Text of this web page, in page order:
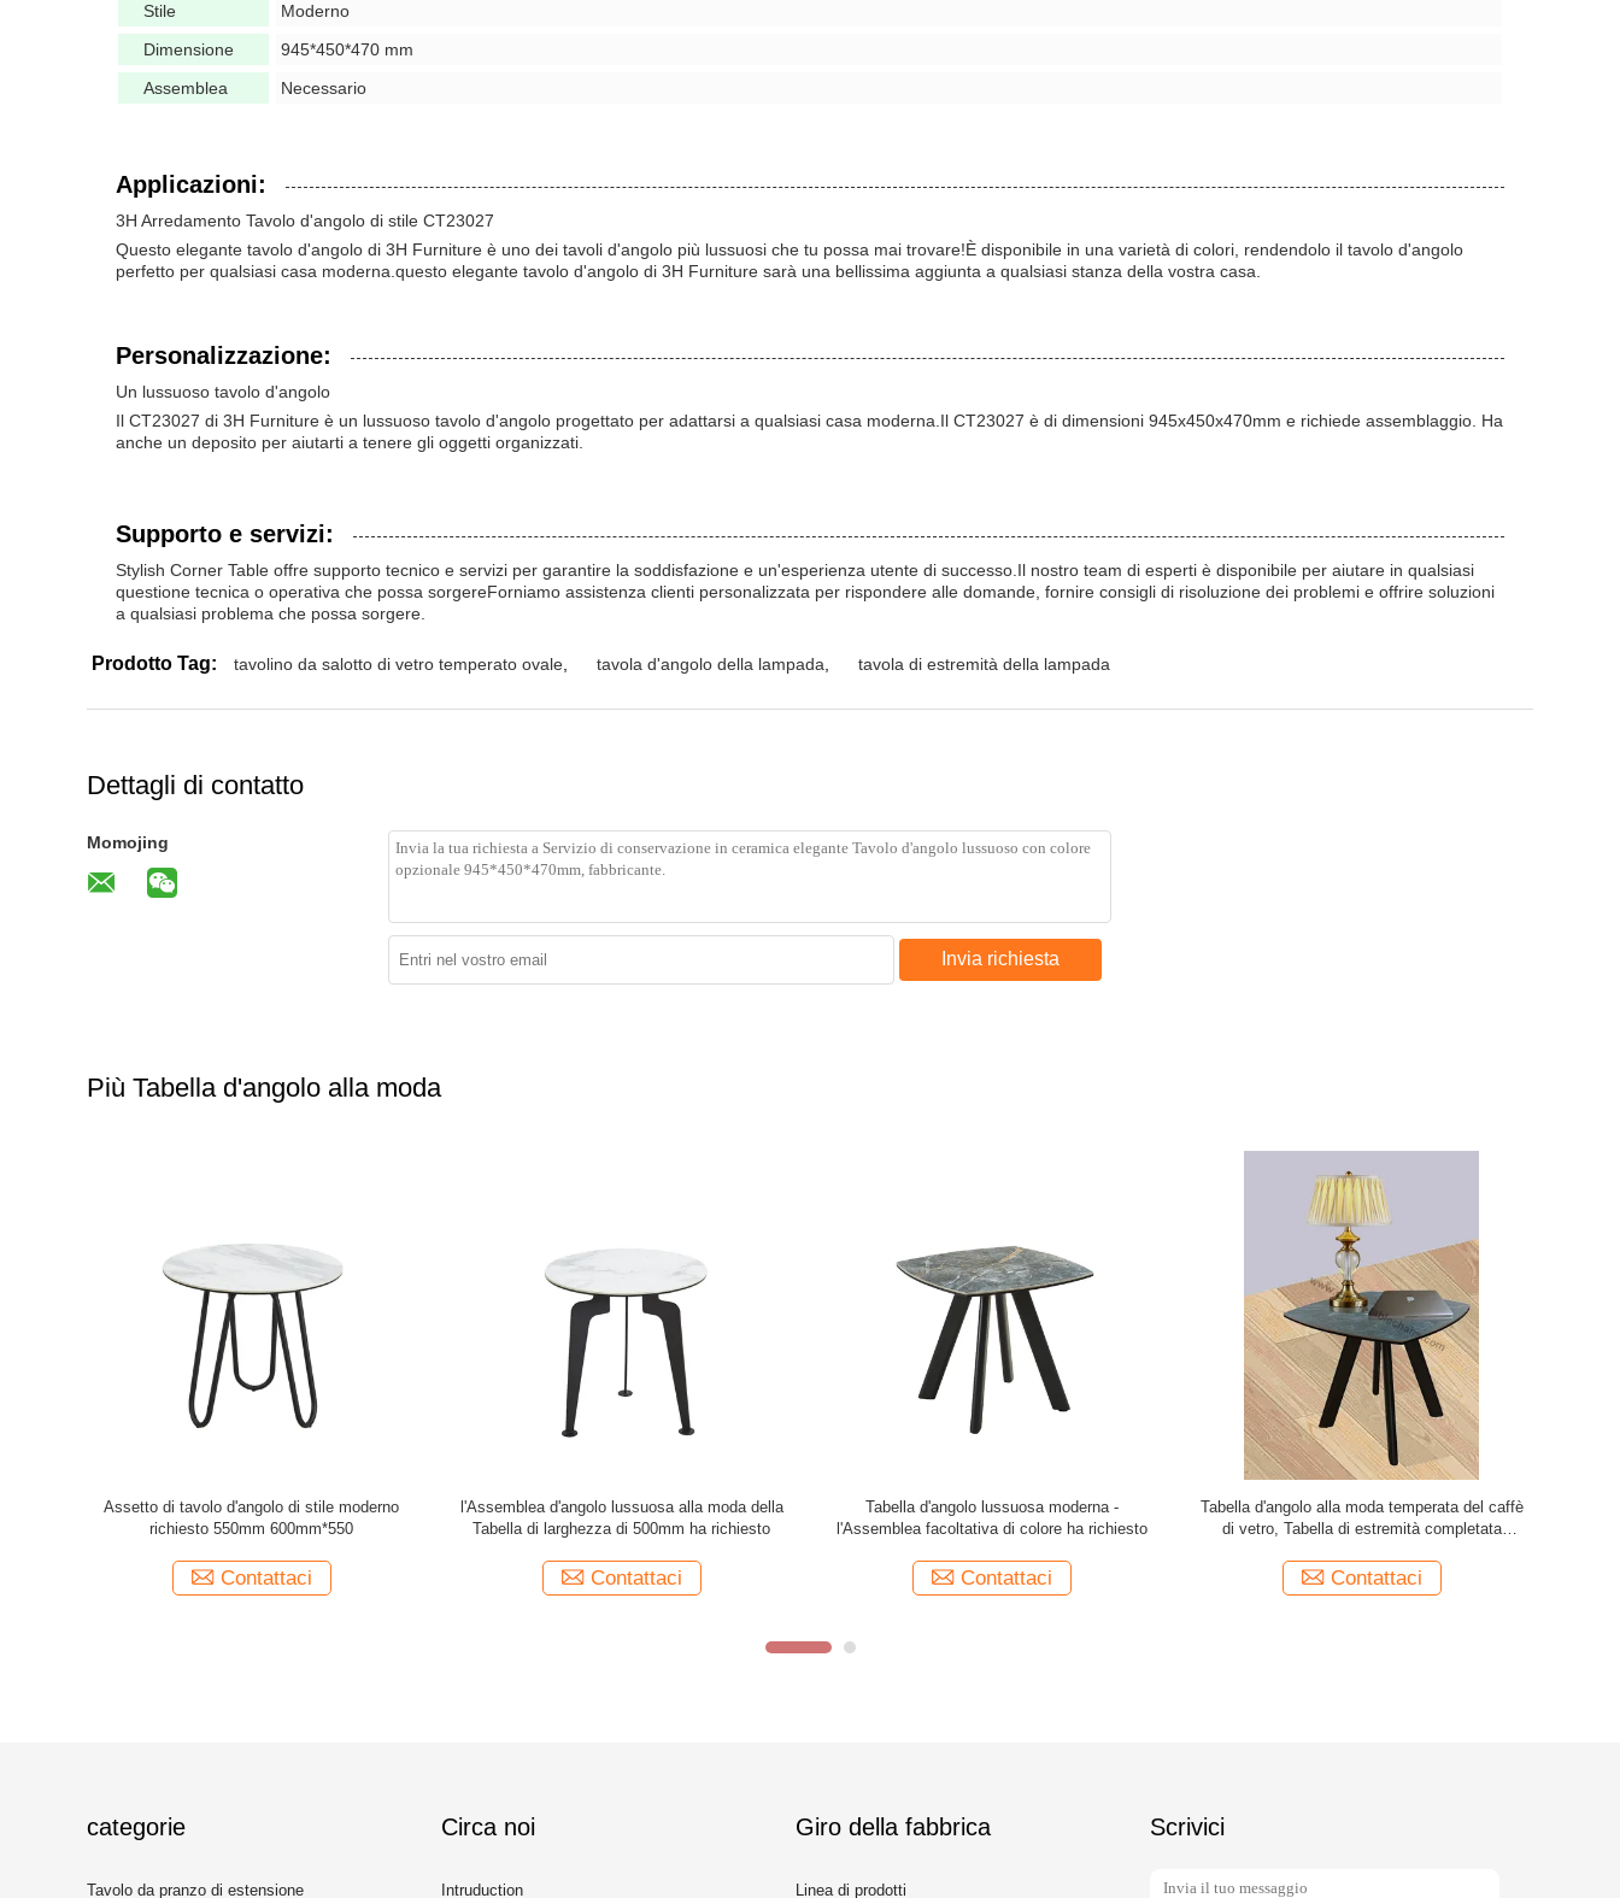
Stile
Moderno
Dimensione
945*450*470 mm
Assemblea
Necessario
Applicazioni:
3H Arredamento Tavolo d'angolo di stile CT23027
Questo elegante tavolo d'angolo di 3H Furniture è uno dei tavoli d'angolo più lussuosi che tu possa mai trovare!È disponibile in una varietà di colori, rendendolo il tavolo d'angolo
perfetto per qualsiasi casa moderna.questo elegante tavolo d'angolo di 3H Furniture sarà una bellissima aggiunta a qualsiasi stanza della vostra casa.
Personalizzazione:
Un lussuoso tavolo d'angolo
Il CT23027 di 3H Furniture è un lussuoso tavolo d'angolo progettato per adattarsi a qualsiasi casa moderna.Il CT23027 è di dimensioni 945x450x470mm e richiede assemblaggio. Ha
anche un deposito per aiutarti a tenere gli oggetti organizzati.
Supporto e servizi:
Stylish Corner Table offre supporto tecnico e servizi per garantire la soddisfazione e un'esperienza utente di successo.Il nostro team di esperti è disponibile per aiutare in qualsiasi
questione tecnica o operativa che possa sorgereForniamo assistenza clienti personalizzata per rispondere alle domande, fornire consigli di risoluzione dei problemi e offrire soluzioni
a qualsiasi problema che possa sorgere.
Prodotto Tag: tavolino da salotto di vetro temperato ovale tavola d'angolo della lampada tavola di estremità della lampada
Dettagli di contatto
Momojing
Invia richiesta
Più Tabella d'angolo alla moda
La Tabella d'angolo alla moda finita pietra ha
temperato il rivestimento in polvere gamba
Contattaci
uso completato ceramico 3 della camera da
letto della Tabella d'angolo alla moda di
Contattaci
Gambe d'acciaio alla moda superiori grige
temperate ovali del tavolino da salotto di vetro
Contattaci
La Tabella d'angolo alla moda inossidabile, il
nero quadrato ha dipinto le gambe spazzolate
Contattaci
categorie
Tavolo da pranzo di estensione
Circa noi
Intruduction
Giro della fabbrica
Linea di prodotti
Scrivici